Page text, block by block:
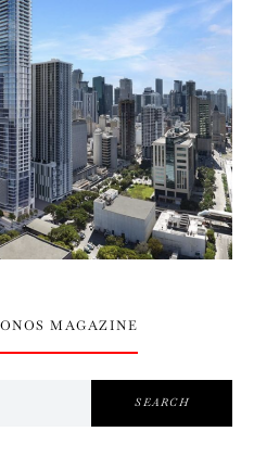
MAGAZINE
SEARCH